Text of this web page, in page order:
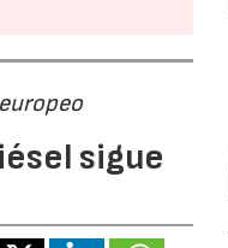
sigue